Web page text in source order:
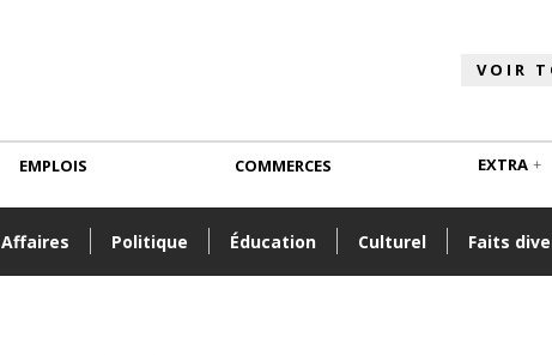
Affaires Politique Éducation Culturel Faits
EMPLOIS COMMERCES EXTRA